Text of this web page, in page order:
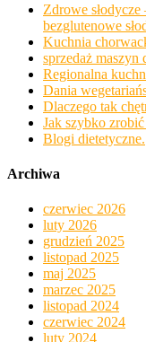
Zdrowe
bezglutenowe
Kuchnia
sprzedaż
Regionalna
Dania
Dlaczego tak
Jak szybko
Blogi dietetyczne.
Archiwa
czerwiec 2026
luty 2026
grudzień 2025
listopad 2025
maj 2025
marzec 2025
listopad 2024
czerwiec 2024
luty 2024